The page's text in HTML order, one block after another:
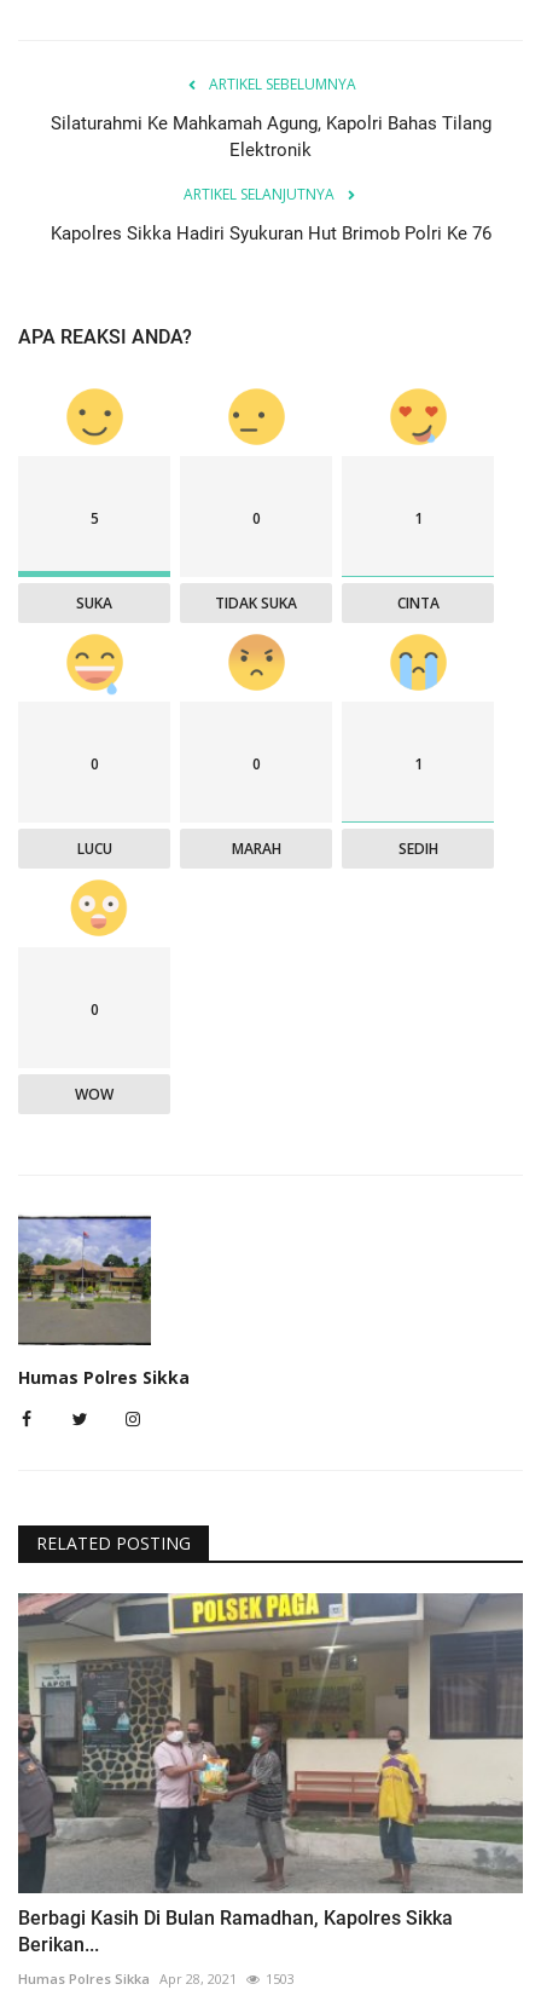
ARTIKEL SEBELUMNYA
Silaturahmi Ke Mahkamah Agung, Kapolri Bahas Tilang
Elektronik
ARTIKEL SELANJUTNYA
Kapolres Sikka Hadiri Syukuran Hut Brimob Polri Ke 76
APA REAKSI ANDA?
5
SUKA
0
TIDAK SUKA
1
CINTA
0
LUCU
0
MARAH
1
SEDIH
0
WOW
Humas Polres Sikka
RELATED POSTING
Berbagi Kasih Di Bulan Ramadhan, Kapolres Sikka
Berikan...
Humas Polres Sikka Apr 28, 2021 1503